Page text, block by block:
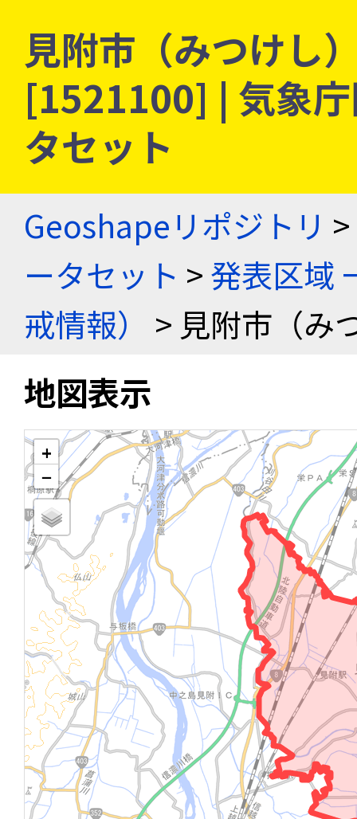
見附市（みつけし
[1521100] | 気象
タセット
Geoshapeリポジトリ >
ータセット >発表区域
戒情報）
> 見附市（み
地図表示
+
−